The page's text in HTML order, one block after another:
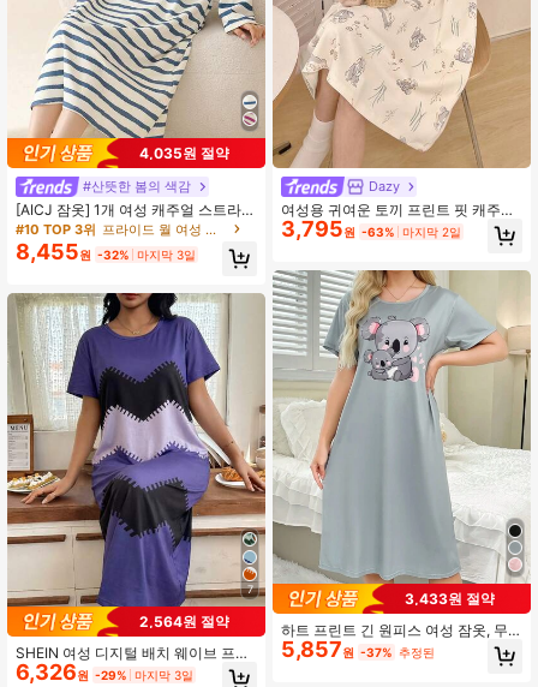
4,035원 절약
#산뜻한 봄의 색감
[AICJ 잠옷] 1개 여성 캐주얼 스트라이
프 & 레터 그래픽 프린트 라운드 넥 미
디 드레스 라운지웨어, 봄, 여름, 가을,
겨울, 어머니의 날, 발렌타인 데이, 새
#10 TOP 3위 프라이드 월 여성 잠옷 드레스
8,455원 -32% 마지막 3일
7
2,564원 절약
SHEIN 여성 디지털 배치 웨이브 프린
트 캐주얼 반팔 드레스
6,326원 -29% 마지막 3일
Dazy
여성용 귀여운 토끼 프린트 핏 캐주얼
나이트가운, 편안한 올오버 프린트 잠
옷
3,795원 -63% 마지막 2일
3,433원 절약
하트 프린트 긴 원피스 여성 잠옷, 무
무 수면 드레스가 있는 사랑스러운 코
알라
5,857원 -37% 추정된